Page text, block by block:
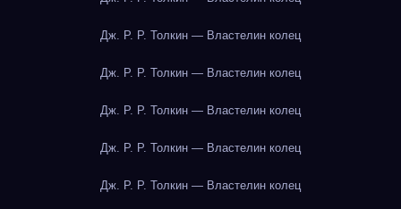
Дж. Р. Р. Толкин — Властелин колец
Дж. Р. Р. Толкин — Властелин колец
Дж. Р. Р. Толкин — Властелин колец
Дж. Р. Р. Толкин — Властелин колец
Дж. Р. Р. Толкин — Властелин колец